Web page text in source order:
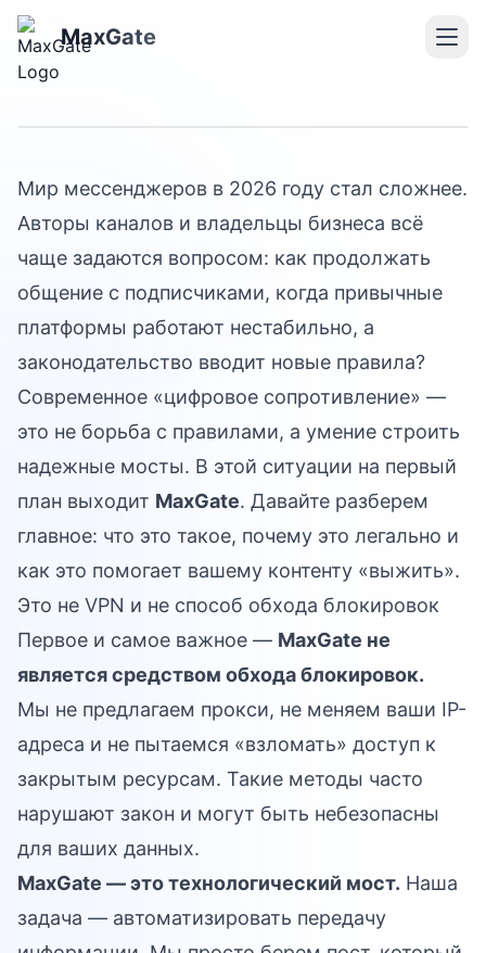
MaxGate
остаться в правовом
поле
Мир мессенджеров в 2026 году стал сложнее.
Авторы каналов и владельцы бизнеса всё
чаще задаются вопросом: как продолжать
общение с подписчиками, когда привычные
платформы работают нестабильно, а
законодательство вводит новые правила?
Современное «цифровое сопротивление» —
это не борьба с правилами, а умение строить
надежные мосты. В этой ситуации на первый
план выходит MaxGate. Давайте разберем
главное: что это такое, почему это легально и
как это помогает вашему контенту «выжить».
Это не VPN и не способ обхода блокировок
Первое и самое важное — MaxGate не
является средством обхода блокировок.
Мы не предлагаем прокси, не меняем ваши IP-
адреса и не пытаемся «взломать» доступ к
закрытым ресурсам. Такие методы часто
нарушают закон и могут быть небезопасны
для ваших данных.
MaxGate — это технологический мост. Наша
задача — автоматизировать передачу